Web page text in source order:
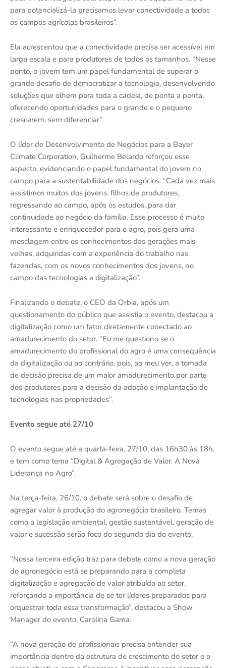
para potencializá-la precisamos levar conectividade a todos
os campos agrícolas brasileiros”.
Ela acrescentou que a conectividade precisa ser acessível em
larga escala e para produtores de todos os tamanhos. “Nesse
ponto, o jovem tem um papel fundamental de superar o
grande desafio de democratizar a tecnologia, desenvolvendo
soluções que olhem para toda a cadeia, de ponta a ponta,
oferecendo oportunidades para o grande e o pequeno
crescerem, sem diferenciar”.
O líder de Desenvolvimento de Negócios para a Bayer
Climate Corporation, Guilherme Belardo reforçou esse
aspecto, evidenciando o papel fundamental do jovem no
campo para a sustentabilidade dos negócios. “Cada vez mais
assistimos muitos dos jovens, filhos de produtores,
regressando ao campo, após os estudos, para dar
continuidade ao negócio da família. Esse processo é muito
interessante e enriquecedor para o agro, pois gera uma
mesclagem entre os conhecimentos das gerações mais
velhas, adquiridas com a experiência do trabalho nas
fazendas, com os novos conhecimentos dos jovens, no
campo das tecnologias e digitalização”.
Finalizando o debate, o CEO da Orbia, após um
questionamento do público que assistia o evento, destacou a
digitalização como um fator diretamente conectado ao
amadurecimento do setor. “Eu me questiono se o
amadurecimento do profissional do agro é uma consequência
da digitalização ou ao contrário, pois, ao meu ver, a tomada
de decisão precisa de um maior amadurecimento por parte
dos produtores para a decisão da adoção e implantação de
tecnologias nas propriedades”.
Evento segue até 27/10
O evento segue até a quarta-feira, 27/10, das 16h30 às 18h,
e tem como tema “Digital & Agregação de Valor. A Nova
Liderança no Agro”.
Na terça-feira, 26/10, o debate será sobre o desafio de
agregar valor à produção do agronegócio brasileiro. Temas
como a legislação ambiental, gestão sustentável, geração de
valor e sucessão serão foco do segundo dia do evento.
“Nossa terceira edição traz para debate como a nova geração
do agronegócio está se preparando para a completa
digitalização e agregação de valor atribuída ao setor,
reforçando a importância de se ter líderes preparados para
orquestrar toda essa transformação”, destacou a Show
Manager do evento, Carolina Gama.
“A nova geração de profissionais precisa entender sua
importância dentro da estrutura de crescimento do setor e o